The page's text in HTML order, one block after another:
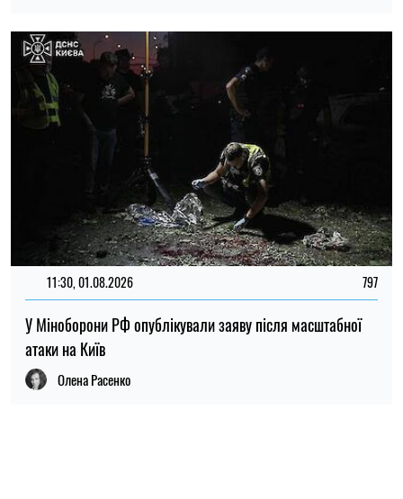
Олена Расенко
ПОПУЛЯРНІ НОВИНИ